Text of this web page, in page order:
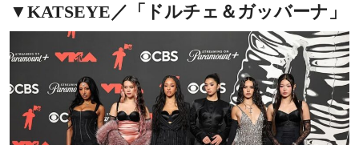
▼KATSEYE／「ドルチェ＆ガッバーナ」